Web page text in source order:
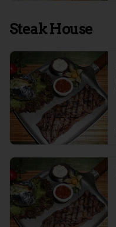
Steak House